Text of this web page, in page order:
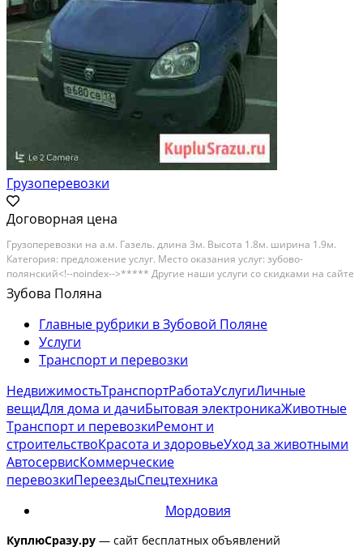
Грузоперевозки
Договорная цена
Грузоперевозки на а.м. Газель. длина 3м. Высота 1.8м. ширина 1.9м.
Категория: предложение услуг. Место оказания услуг: зубово-
полянский<!--noindex-->***** Другие наши услуги со скидками на сайте
СтранаУслуг.ру *****<!--/noindex--> район, республика мордовия,
посёлок городского типа зубова...
Зубова Поляна
Главные рубрики в Зубовой Поляне
Услуги
Транспорт и перевозки
НедвижимостьТранспортРаботаУслугиЛичные
вещиДля дома и дачиБытовая электроникаЖивотные
Транспорт и перевозкиРемонт и
строительствоКрасота и здоровьеУход за животными
АвтосервисКоммерческие
перевозкиПереездыСпецтехника
Мордовия
КуплюСразу.ру — сайт бесплатных объявлений